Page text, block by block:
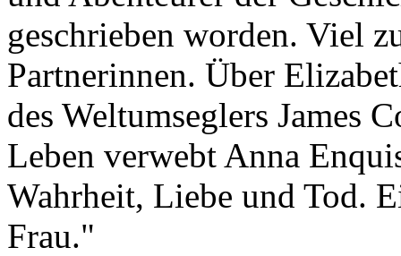
geschrieben worden. Viel
Partnerinnen. Über
des Weltumseglers James
Leben verwebt Anna
Wahrheit, Liebe und Tod.
Frau."